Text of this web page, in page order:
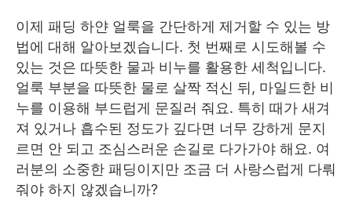
이제 패딩 하얀 얼룩을 간단하게 제거할 수 있는 방
법에 대해 알아보겠습니다. 첫 번째로 시도해볼 수
있는 것은 따뜻한 물과 비누를 활용한 세척입니다.
얼룩 부분을 따뜻한 물로 살짝 적신 뒤, 마일드한 비
누를 이용해 부드럽게 문질러 줘요. 특히 때가 새겨
져 있거나 흡수된 정도가 깊다면 너무 강하게 문지
르면 안 되고 조심스러운 손길로 다가가야 해요. 여
러분의 소중한 패딩이지만 조금 더 사랑스럽게 다뤄
줘야 하지 않겠습니까?